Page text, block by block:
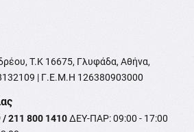
T.K 16675, Γλυφάδα, Αθήνα,
| Γ.Ε.Μ.Η 126380903000
211 800 1410ΔΕΥ-ΠΑΡ: 09:00 - 17:00